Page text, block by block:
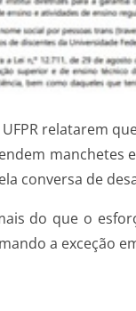
relatarem
conversa de
do que o
a exceção
até